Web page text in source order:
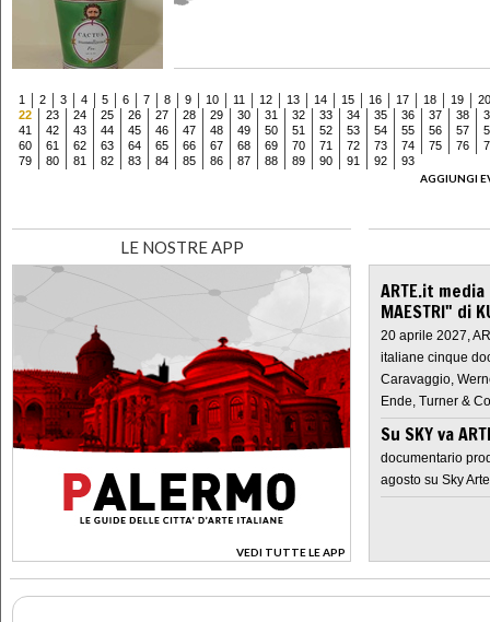
1 2 3 4 5 6 7 8 9 10 11 12 13 14 15 16 17 18 19
20
22
23 24 25 26 27 28 29 30 31 32 33 34 35 36 37 38
41
42 43 44 45 46 47 48 49 50 51 52 53 54 55 56 57
60
61 62 63 64 65 66 67 68 69 70 71 72 73 74 75 76
79
80 81 82 83 84 85 86 87 88 89 90 91 92
93
AGGIUNGI
LE NOSTRE APP
VEDI TUTTE LE APP
>
ARTE.it
MAESTRI" di
20 aprile 2027,
italiane cinque
Caravaggio,
Ende, Turner &
Su SKY va
documentario
agosto su Sky Arte